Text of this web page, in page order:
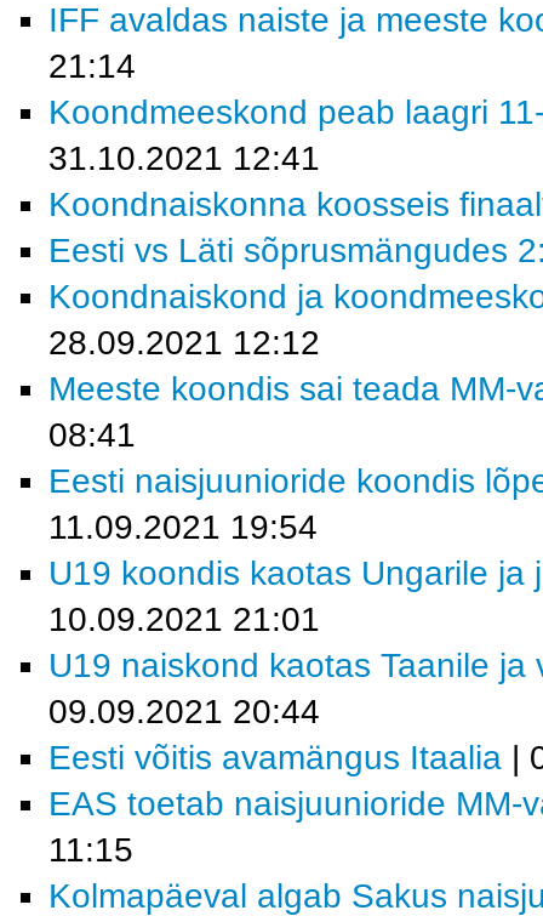
IFF avaldas naiste ja meeste
21:14
Koondmeeskond peab laagri
31.10.2021 12:41
Koondnaiskonna koosseis
Eesti vs Läti sõprusmängudes
Koondnaiskond ja
28.09.2021 12:12
Meeste koondis sai teada MM-
08:41
Eesti naisjuunioride koondis
11.09.2021 19:54
U19 koondis kaotas Ungarile ja
10.09.2021 21:01
U19 naiskond kaotas Taanile
09.09.2021 20:44
Eesti võitis avamängus Itaalia |
EAS toetab naisjuunioride MM-
11:15
Kolmapäeval algab Sakus